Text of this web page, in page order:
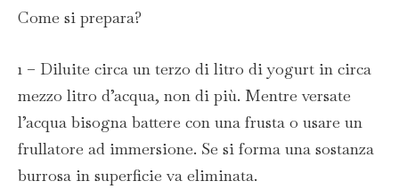
Come si prepara?
1 – Diluite circa un terzo di litro di yogurt in circa
mezzo litro d’acqua, non di più. Mentre versate
l’acqua bisogna battere con una frusta o usare un
frullatore ad immersione. Se si forma una sostanza
burrosa in superficie va eliminata.